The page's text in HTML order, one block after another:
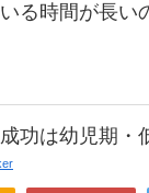
る時間が長
功は幼児期・